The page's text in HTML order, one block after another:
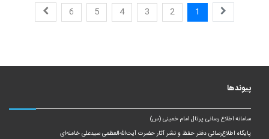
1
2
3
4
5
6
پیوندها
سامانه اطلاع رسانی پرتال امام خمینی (س)
پایگاه اطلاع‌رسانی دفتر حفظ و نشر آثار حضرت آیت‌الله‌العظمی سیدعلی خامنه‌ای